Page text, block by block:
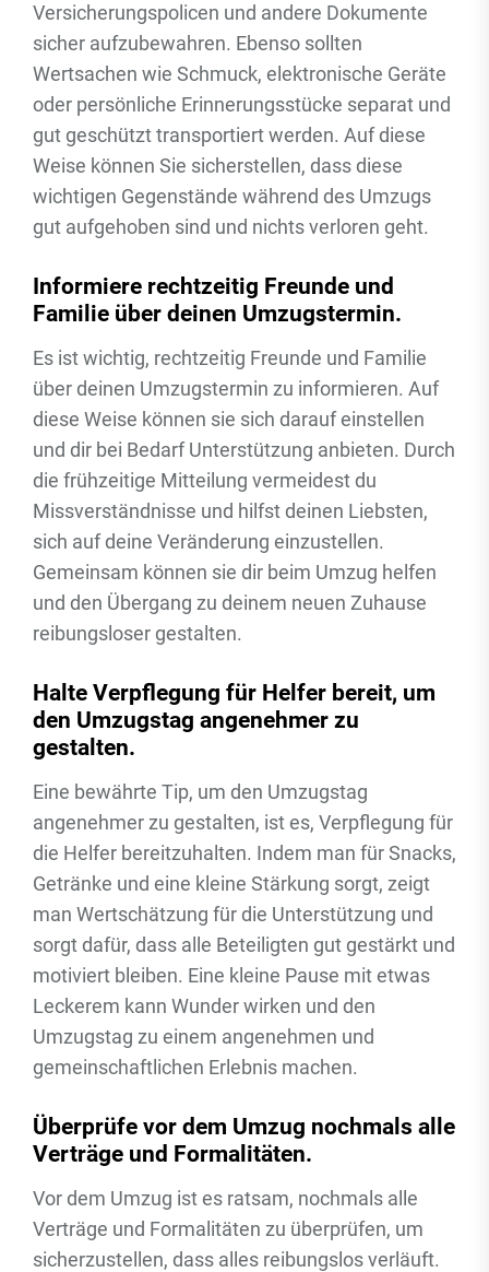
Versicherungspolicen und andere Dokumente
sicher aufzubewahren. Ebenso sollten
Wertsachen wie Schmuck, elektronische Geräte
oder persönliche Erinnerungsstücke separat und
gut geschützt transportiert werden. Auf diese
Weise können Sie sicherstellen, dass diese
wichtigen Gegenstände während des Umzugs
gut aufgehoben sind und nichts verloren geht.
Informiere rechtzeitig Freunde und
Familie über deinen Umzugstermin.
Es ist wichtig, rechtzeitig Freunde und Familie
über deinen Umzugstermin zu informieren. Auf
diese Weise können sie sich darauf einstellen
und dir bei Bedarf Unterstützung anbieten. Durch
die frühzeitige Mitteilung vermeidest du
Missverständnisse und hilfst deinen Liebsten,
sich auf deine Veränderung einzustellen.
Gemeinsam können sie dir beim Umzug helfen
und den Übergang zu deinem neuen Zuhause
reibungsloser gestalten.
Halte Verpflegung für Helfer bereit, um
den Umzugstag angenehmer zu
gestalten.
Eine bewährte Tip, um den Umzugstag
angenehmer zu gestalten, ist es, Verpflegung für
die Helfer bereitzuhalten. Indem man für Snacks,
Getränke und eine kleine Stärkung sorgt, zeigt
man Wertschätzung für die Unterstützung und
sorgt dafür, dass alle Beteiligten gut gestärkt und
motiviert bleiben. Eine kleine Pause mit etwas
Leckerem kann Wunder wirken und den
Umzugstag zu einem angenehmen und
gemeinschaftlichen Erlebnis machen.
Überprüfe vor dem Umzug nochmals alle
Verträge und Formalitäten.
Vor dem Umzug ist es ratsam, nochmals alle
Verträge und Formalitäten zu überprüfen, um
sicherzustellen, dass alles reibungslos verläuft.